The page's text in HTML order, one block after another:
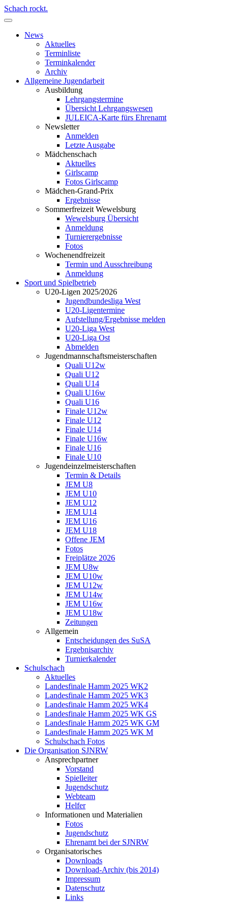
Schach rockt.
News
Aktuelles
Terminliste
Terminkalender
Archiv
Allgemeine Jugendarbeit
Ausbildung
Lehrgangstermine
Übersicht Lehrgangswesen
JULEICA-Karte fürs Ehrenamt
Newsletter
Anmelden
Letzte Ausgabe
Mädchenschach
Aktuelles
Girlscamp
Fotos Girlscamp
Mädchen-Grand-Prix
Ergebnisse
Sommerfreizeit Wewelsburg
Wewelsburg Übersicht
Anmeldung
Turnierergebnisse
Fotos
Wochenendfreizeit
Termin und Ausschreibung
Anmeldung
Sport und Spielbetrieb
U20-Ligen 2025/2026
Jugendbundesliga West
U20-Ligentermine
Aufstellung/Ergebnisse melden
U20-Liga West
U20-Liga Ost
Abmelden
Jugendmannschaftsmeisterschaften
Quali U12w
Quali U12
Quali U14
Quali U16w
Quali U16
Finale U12w
Finale U12
Finale U14
Finale U16w
Finale U16
Finale U10
Jugendeinzelmeisterschaften
Termin & Details
JEM U8
JEM U10
JEM U12
JEM U14
JEM U16
JEM U18
Offene JEM
Fotos
Freiplätze 2026
JEM U8w
JEM U10w
JEM U12w
JEM U14w
JEM U16w
JEM U18w
Zeitungen
Allgemein
Entscheidungen des SuSA
Ergebnisarchiv
Turnierkalender
Schulschach
Aktuelles
Landesfinale Hamm 2025 WK2
Landesfinale Hamm 2025 WK3
Landesfinale Hamm 2025 WK4
Landesfinale Hamm 2025 WK GS
Landesfinale Hamm 2025 WK GM
Landesfinale Hamm 2025 WK M
Schulschach Fotos
Die Organisation SJNRW
Ansprechpartner
Vorstand
Spielleiter
Jugendschutz
Webteam
Helfer
Informationen und Materialien
Fotos
Jugendschutz
Ehrenamt bei der SJNRW
Organisatorisches
Downloads
Download-Archiv (bis 2014)
Impressum
Datenschutz
Links